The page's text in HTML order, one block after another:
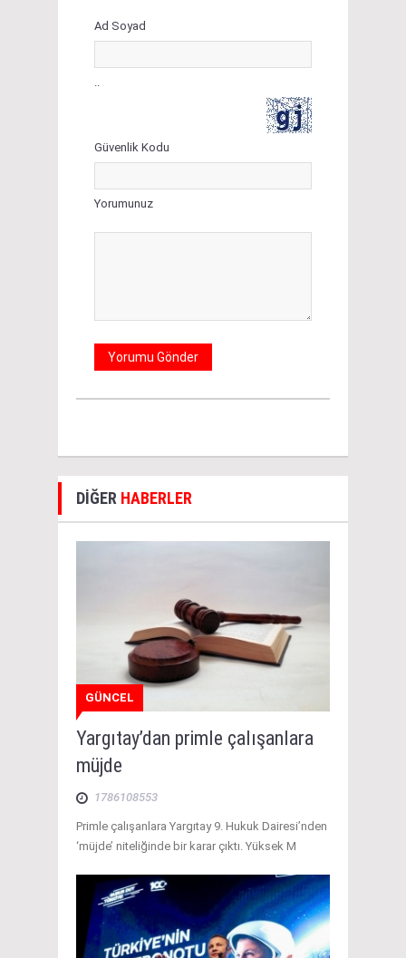
Ad Soyad
Güvenlik Kodu
Yorumunuz
DİĞER HABERLER
GÜNCEL
Yargıtay’dan primle çalışanlara
müjde
1786108553
Primle çalışanlara Yargıtay 9. Hukuk Dairesi’nden
‘müjde’ niteliğinde bir karar çıktı. Yüksek M